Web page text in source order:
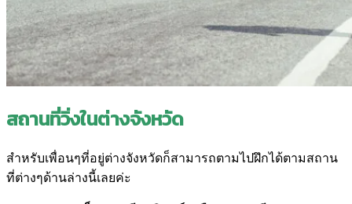
สถานที่วิ่งในต่างจังหวัด
สำหรับเพื่อนๆที่อยู่ต่างจังหวัดก็สามารถตามไปฝึกได้ตามสถาน
ที่ต่างๆด้านล่างนี้เลยค่ะ